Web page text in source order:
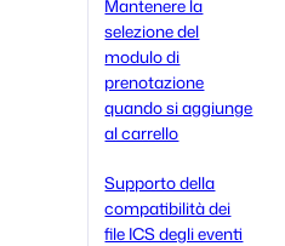
Mantenere la
selezione del
modulo di
prenotazione
quando si aggiunge
al carrello
Supporto della
compatibilità dei
file ICS degli eventi